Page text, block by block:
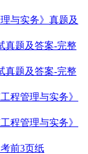
与实务》真题及
真题及答案-完整
真题及答案-完整
程管理与实务》
程管理与实务》
前3页纸